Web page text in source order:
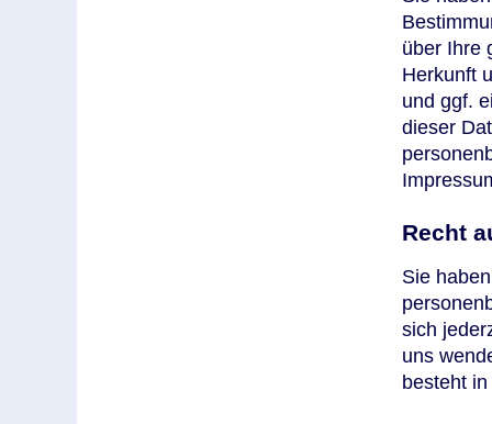
über Ihre
Herkunft
und ggf.
dieser
Recht
Sie
sich
uns
besteht